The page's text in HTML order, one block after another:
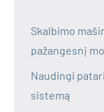
Skalbimo
pažangesnį
Naudingi
sistemą